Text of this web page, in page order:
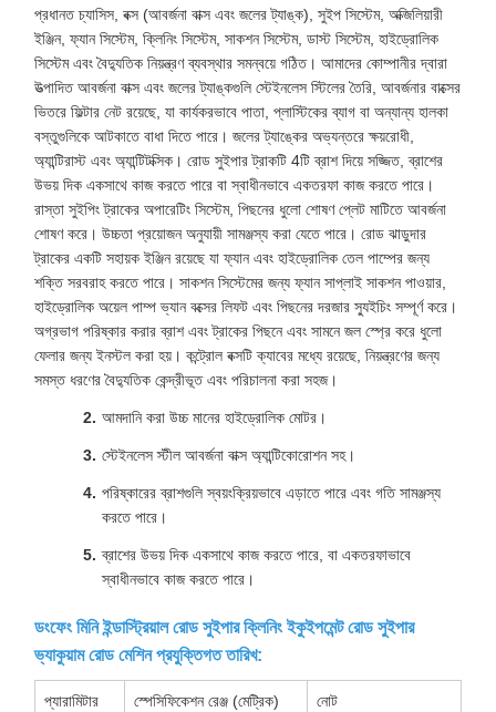
প্রধানত চ্যাসিস, বক্স (আবর্জনা বাক্স এবং জলের ট্যাঙ্ক), সুইপ সিস্টেম, অক্জিলিয়ারী
ইঞ্জিন, ফ্যান সিস্টেম, ক্লিনিং সিস্টেম, সাকশন সিস্টেম, ডাস্ট সিস্টেম, হাইড্রোলিক
সিস্টেম এবং বৈদ্যুতিক নিয়ন্ত্রণ ব্যবস্থার সমন্বয়ে গঠিত। আমাদের কোম্পানীর দ্বারা
উত্পাদিত আবর্জনা বাক্স এবং জলের ট্যাঙ্কগুলি স্টেইনলেস স্টিলের তৈরি, আবর্জনার বাক্সের
ভিতরে ফিল্টার নেট রয়েছে, যা কার্যকরভাবে পাতা, প্লাস্টিকের ব্যাগ বা অন্যান্য হালকা
বস্তুগুলিকে আটকাতে বাধা দিতে পারে। জলের ট্যাঙ্কের অভ্যন্তরে ক্ষয়রোধী,
অ্যান্টিরাস্ট এবং অ্যান্টিটক্সিক। রোড সুইপার ট্রাকটি 4টি ব্রাশ দিয়ে সজ্জিত, ব্রাশের
উভয় দিক একসাথে কাজ করতে পারে বা স্বাধীনভাবে একতরফা কাজ করতে পারে।
রাস্তা সুইপিং ট্রাকের অপারেটিং সিস্টেম, পিছনের ধুলো শোষণ প্লেট মাটিতে আবর্জনা
শোষণ করে। উচ্চতা প্রয়োজন অনুযায়ী সামঞ্জস্য করা যেতে পারে। রোড ঝাড়ুদার
ট্রাকের একটি সহায়ক ইঞ্জিন রয়েছে যা ফ্যান এবং হাইড্রোলিক তেল পাম্পের জন্য
শক্তি সরবরাহ করতে পারে। সাকশন সিস্টেমের জন্য ফ্যান সাপ্লাই সাকশন পাওয়ার,
হাইড্রোলিক অয়েল পাম্প ভ্যান বক্সের লিফট এবং পিছনের দরজার স্যুইচিং সম্পূর্ণ করে।
অগ্রভাগ পরিষ্কার করার ব্রাশ এবং ট্রাকের পিছনে এবং সামনে জল স্প্রে করে ধুলো
ফেলার জন্য ইনস্টল করা হয়। কন্ট্রোল বক্সটি ক্যাবের মধ্যে রয়েছে, নিয়ন্ত্রণের জন্য
সমস্ত ধরণের বৈদ্যুতিক কেন্দ্রীভূত এবং পরিচালনা করা সহজ।
আমদানি করা উচ্চ মানের হাইড্রোলিক মোটর।
স্টেইনলেস স্টীল আবর্জনা বাক্স অ্যান্টিকোরোশন সহ।
পরিষ্কারের ব্রাশগুলি স্বয়ংক্রিয়ভাবে এড়াতে পারে এবং গতি সামঞ্জস্য
করতে পারে।
ব্রাশের উভয় দিক একসাথে কাজ করতে পারে, বা একতরফাভাবে
স্বাধীনভাবে কাজ করতে পারে।
ডংফেং মিনি ইন্ডাস্ট্রিয়াল রোড সুইপার ক্লিনিং ইকুইপমেন্ট রোড সুইপার
ভ্যাকুয়াম রোড মেশিন প্রযুক্তিগত তারিখ:
প্যারামিটার স্পেসিফিকেশন রেঞ্জ (মেট্রিক) নোট